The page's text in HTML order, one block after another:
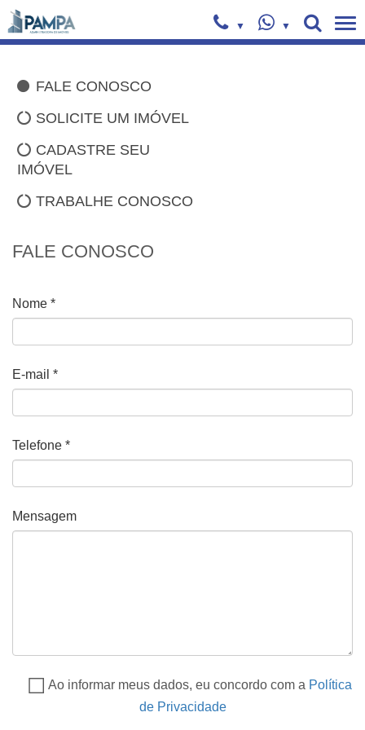
FALE CONOSCO
SOLICITE UM IMÓVEL
CADASTRE SEU
IMÓVEL
TRABALHE CONOSCO
FALE CONOSCO
Nome *
E-mail *
Telefone *
Mensagem
Ao informar meus dados, eu concordo com a Política
de Privacidade